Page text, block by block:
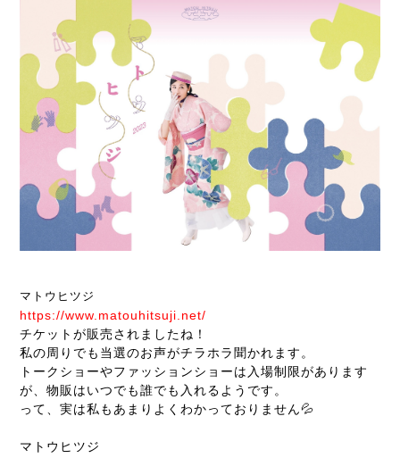
マトウヒツジ
https://www.matouhitsuji.net/
チケットが販売されましたね！
私の周りでも当選のお声がチラホラ聞かれます。
トークショーやファッションショーは入場制限があります
が、物販はいつでも誰でも入れるようです。
って、実は私もあまりよくわかっておりません💦
マトウヒツジ